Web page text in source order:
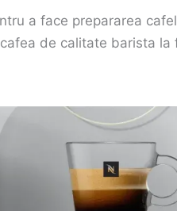
a face prepararea
de calitate barista